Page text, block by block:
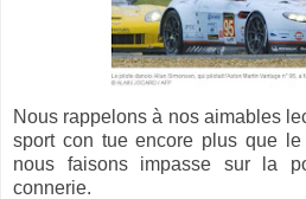
Nous rappelons à nos aimables
sport con tue encore plus que
nous faisons impasse sur la
connerie.